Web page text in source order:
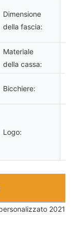
Dimensione
della fascia:
Materiale
della cassa:
Bicchiere:
Logo: